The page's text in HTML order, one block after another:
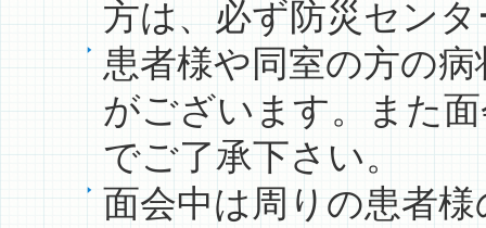
方は、必ず防災セン
患者様や同室の方の
がございます。また
でご了承下さい。
面会中は周りの患者